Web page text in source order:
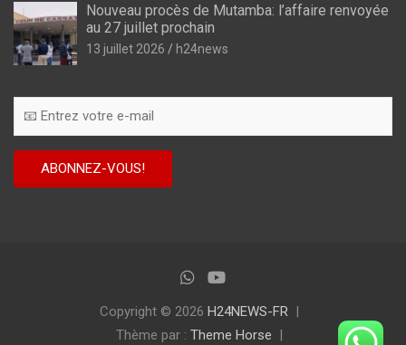
Nouveau procès de Mutamba: l’affaire renvoyée
au 27 juillet prochain
13 juillet 2026 h24news
Copyright © 2026 H24NEWS-FR
Thème par : Theme Horse